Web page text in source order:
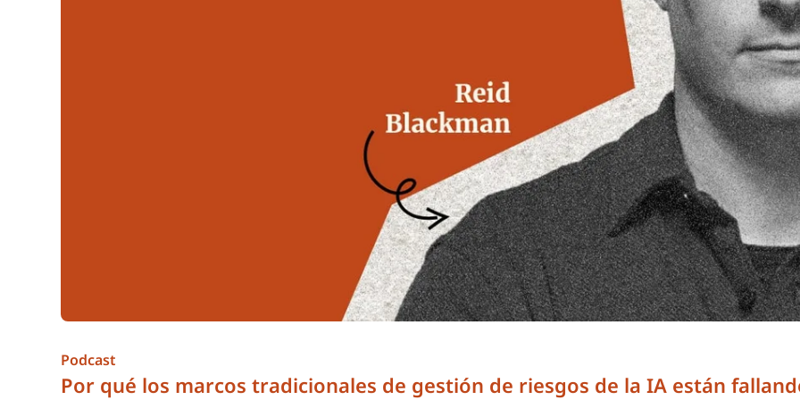
Podcast
Por qué los marcos tradicionales de gestión de riesgos de la IA están